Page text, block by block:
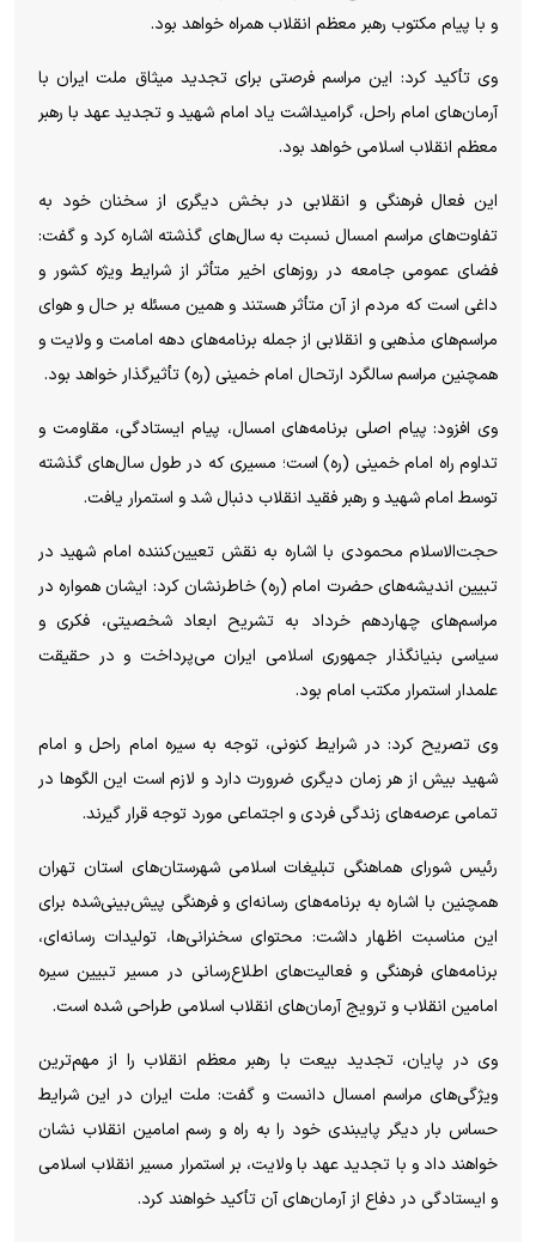
و با پیام مکتوب رهبر معظم انقلاب همراه خواهد بود.
وی تأکید کرد: این مراسم فرصتی برای تجدید میثاق ملت ایران با
آرمان‌های امام راحل، گرامیداشت یاد امام شهید و تجدید عهد با رهبر
معظم انقلاب اسلامی خواهد بود.
این فعال فرهنگی و انقلابی در بخش دیگری از سخنان خود به
تفاوت‌های مراسم امسال نسبت به سال‌های گذشته اشاره کرد و گفت:
فضای عمومی جامعه در روز‌های اخیر متأثر از شرایط ویژه کشور و
داغی است که مردم از آن متأثر هستند و همین مسئله بر حال و هوای
مراسم‌های مذهبی و انقلابی از جمله برنامه‌های دهه امامت و ولایت و
همچنین مراسم سالگرد ارتحال امام خمینی (ره) تأثیرگذار خواهد بود.
وی افزود: پیام اصلی برنامه‌های امسال، پیام ایستادگی، مقاومت و
تداوم راه امام خمینی (ره) است؛ مسیری که در طول سال‌های گذشته
توسط امام شهید و رهبر فقید انقلاب دنبال شد و استمرار یافت.
حجت‌الاسلام محمودی با اشاره به نقش تعیین‌کننده امام شهید در
تبیین اندیشه‌های حضرت امام (ره) خاطرنشان کرد: ایشان همواره در
مراسم‌های چهاردهم خرداد به تشریح ابعاد شخصیتی، فکری و
سیاسی بنیانگذار جمهوری اسلامی ایران می‌پرداخت و در حقیقت
علمدار استمرار مکتب امام بود.
وی تصریح کرد: در شرایط کنونی، توجه به سیره امام راحل و امام
شهید بیش از هر زمان دیگری ضرورت دارد و لازم است این الگو‌ها در
تمامی عرصه‌های زندگی فردی و اجتماعی مورد توجه قرار گیرند.
رئیس شورای هماهنگی تبلیغات اسلامی شهرستان‌های استان تهران
همچنین با اشاره به برنامه‌های رسانه‌ای و فرهنگی پیش‌بینی‌شده برای
این مناسبت اظهار داشت: محتوای سخنرانی‌ها، تولیدات رسانه‌ای،
برنامه‌های فرهنگی و فعالیت‌های اطلاع‌رسانی در مسیر تبیین سیره
امامین انقلاب و ترویج آرمان‌های انقلاب اسلامی طراحی شده است.
وی در پایان، تجدید بیعت با رهبر معظم انقلاب را از مهم‌ترین
ویژگی‌های مراسم امسال دانست و گفت: ملت ایران در این شرایط
حساس بار دیگر پایبندی خود را به راه و رسم امامین انقلاب نشان
خواهند داد و با تجدید عهد با ولایت، بر استمرار مسیر انقلاب اسلامی
و ایستادگی در دفاع از آرمان‌های آن تأکید خواهند کرد.